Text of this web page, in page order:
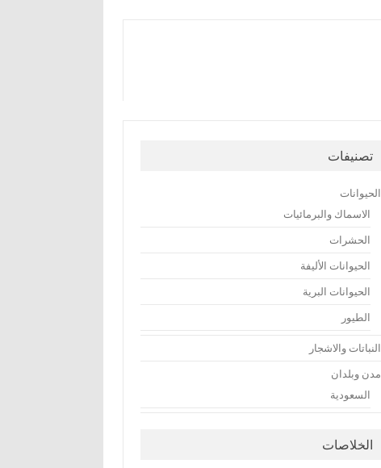
تصنيفات
الحيوانات
الاسماك والبرمائيات
الحشرات
الحيوانات الأليفة
الحيوانات البرية
الطيور
النباتات والاشجار
مدن وبلدان
السعودية
الخلاصات